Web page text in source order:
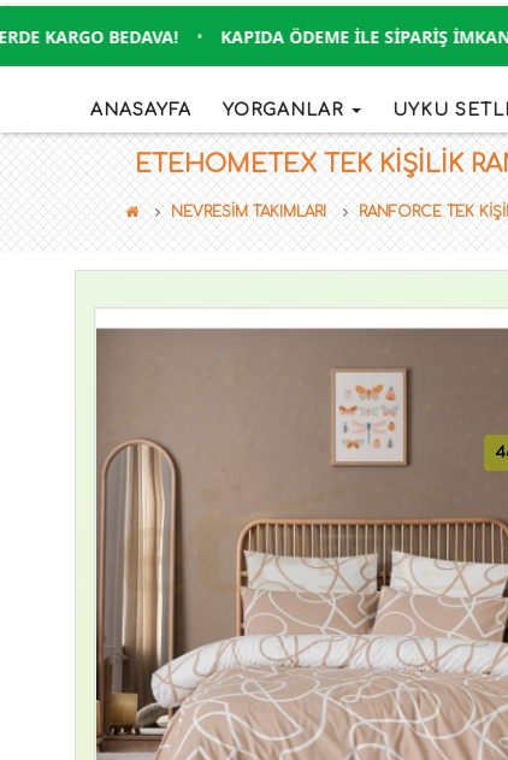
KARGO BEDAVA! • KAPIDA ÖDEME İLE SIPARIŞ İMKANI -
ANASAYFA YORGANLAR UYKU
ETEHOMETEX TEK KIŞILIK
NEVRESİM TAKIMLARI RANFORCE TEK